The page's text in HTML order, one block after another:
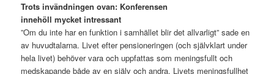
Trots invändningen ovan: Konferensen
innehöll mycket intressant
”Om du inte har en funktion i samhället blir det allvarligt” sade en
av huvudtalarna. Livet efter pensioneringen (och självklart under
hela livet) behöver vara och uppfattas som meningsfullt och
medskapande både av en själv och andra. Livets meningsfullhet